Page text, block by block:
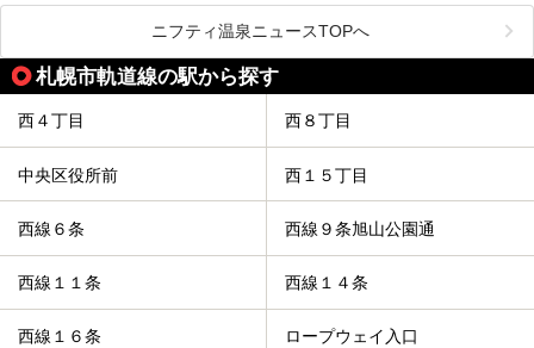
この施設は、温泉・サウナの「休日湯」・ラウンジの「THE
LOUNGE DAYOF」・グルメ「休日洋麺店」・ホテル「エク
スクラメーションホテル」で構成された、まさに大人の癒し
空間。
今回は、そんな「休日ビルヂング」の魅力を5つのポイント
ニフティ温泉ニュースTOPへ
札幌市軌道線の駅から探す
西４丁目 西８丁目
中央区役所前 西１５丁目
西線６条 西線９条旭山公園通
西線１１条 西線１４条
西線１６条 ロープウェイ入口